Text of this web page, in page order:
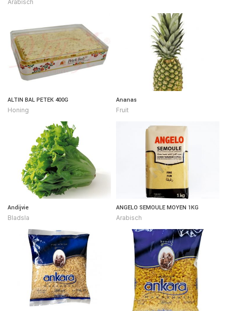
Arabisch
ALTIN BAL PETEK 400G
Honing
Ananas
Fruit
Andijvie
Bladsla
ANGELO SEMOULE MOYEN 1KG
Arabisch